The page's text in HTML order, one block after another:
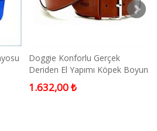
Doggie Konforlu Gerçek
Deriden El Yapımı Köpek Boyun
Tasması Small
1.632,00 ₺